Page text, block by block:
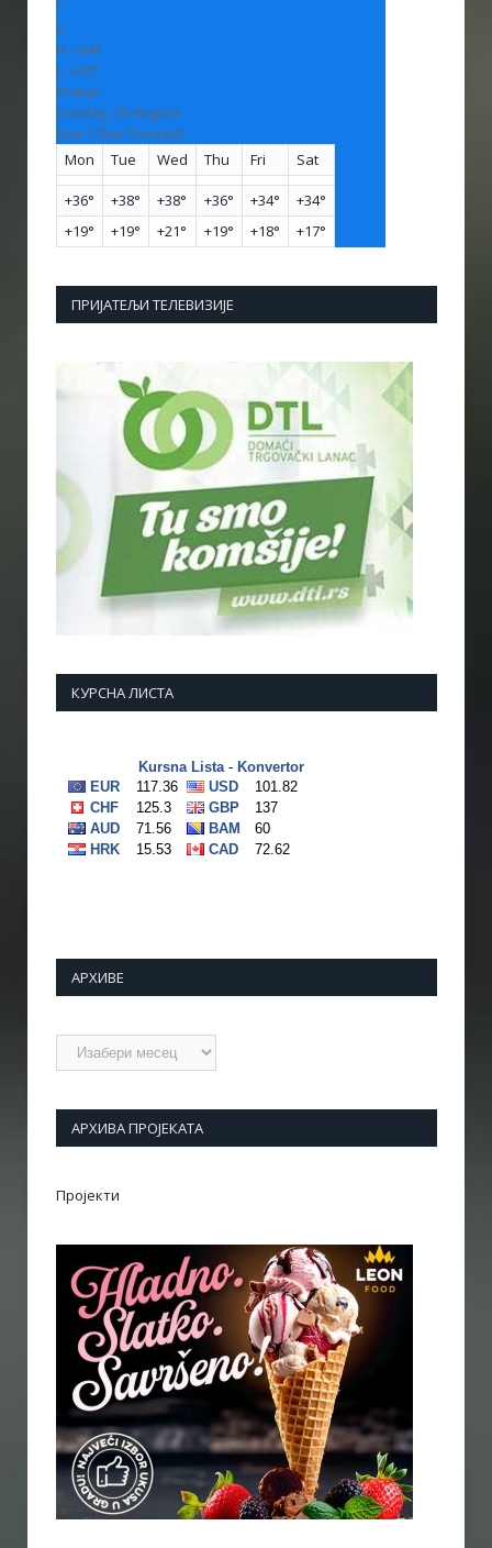
°
C
H: +34°
L: +20°
Vranje
Sunday, 09 August
See 7-Day Forecast
Mon
Tue Wed Thu Fri Sat
+36° +38° +38° +36° +34° +34°
+19° +19° +21° +19° +18° +17°
ПРИЈАТЕЉИ ТЕЛЕВИЗИЈЕ
КУРСНА ЛИСТА
АРХИВЕ
Архиве
АРХИВА ПРОЈЕКАТА
Пројекти